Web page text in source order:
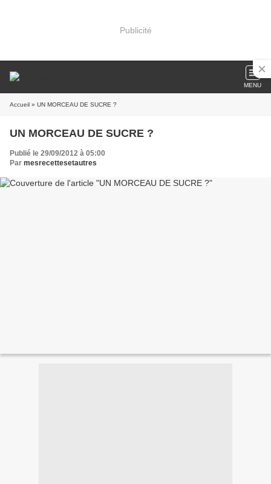
Publicité
MENU
Accueil » UN MORCEAU DE SUCRE ?
UN MORCEAU DE SUCRE ?
Publié le 29/09/2012 à 05:00
Par mesrecettesetautres